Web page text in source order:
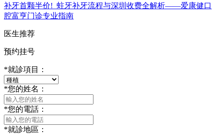
补牙首颗半价! 蛀牙补牙流程与深圳收费全解析——爱康健口
腔富亨门诊专业指南
医生推荐
预约挂号
*就診項目：
*您的姓名：
*您的電話：
*就診地區：